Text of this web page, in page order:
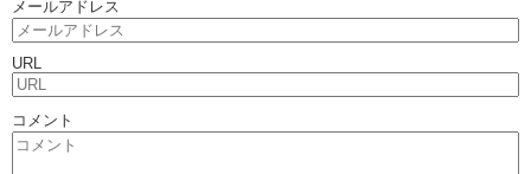
メールアドレス
URL
コメント